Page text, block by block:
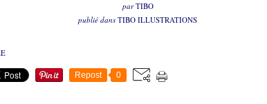
parTIBO
publié dans TIBO ILLUSTRATIONS
Repost 0